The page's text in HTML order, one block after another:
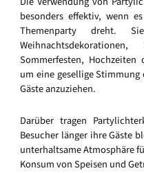
besonders effektiv, wenn
Themenparty dreht.
Sommerfesten,
um eine gesellige Stimmung
Gäste anzuziehen.
Darüber tragen
Besucher länger ihre Gäste
unterhaltsame Atmosphäre
Konsum von Speisen und